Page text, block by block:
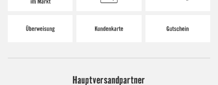
Hauptversandpartner